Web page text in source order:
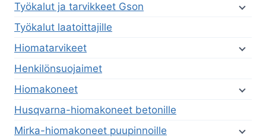
Työkalut ja tarvikkeet Gson
Työkalut laatoittajille
Hiomatarvikeet
Henkilönsuojaimet
Hiomakoneet
Husqvarna-hiomakoneet betonille
Mirka-hiomakoneet puupinnoille